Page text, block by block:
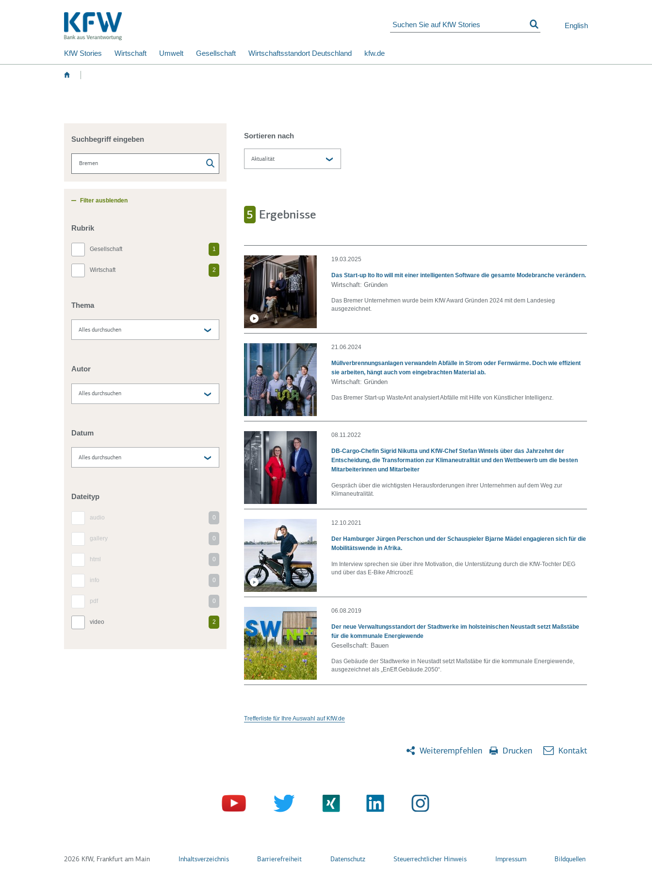
English
KfW Stories Wirtschaft Umwelt Gesellschaft Wirtschaftsstandort Deutschland kfw.de
Suchbegriff eingeben
Filter ausblenden
Rubrik
Gesellschaft 1
Wirtschaft 2
Thema
Autor
Datum
Dateityp
audio 0
gallery 0
html 0
info 0
pdf 0
video 2
Sortieren nach
5 Ergebnisse
19.03.2025
Das Start-up Ito Ito will mit einer intelligenten Software die gesamte Modebranche verändern.
Wirtschaft: Gründen
Das Bremer Unternehmen wurde beim KfW Award Gründen 2024 mit dem Landesieg
ausgezeichnet.
21.06.2024
Müllverbrennungsanlagen verwandeln Abfälle in Strom oder Fernwärme. Doch wie effizient
sie arbeiten, hängt auch vom eingebrachten Material ab.
Wirtschaft: Gründen
Das Bremer Start-up WasteAnt analysiert Abfälle mit Hilfe von Künstlicher Intelligenz.
08.11.2022
DB-Cargo-Chefin Sigrid Nikutta und KfW-Chef Stefan Wintels über das Jahrzehnt der
Entscheidung, die Transformation zur Klimaneutralität und den Wettbewerb um die besten
Mitarbeiterinnen und Mitarbeiter
Gespräch über die wichtigsten Herausforderungen ihrer Unternehmen auf dem Weg zur
Klimaneutralität.
12.10.2021
Der Hamburger Jürgen Perschon und der Schauspieler Bjarne Mädel engagieren sich für die
Mobilitätswende in Afrika.
Im Interview sprechen sie über ihre Motivation, die Unterstützung durch die KfW-Tochter DEG
und über das E-Bike AfricroozE
06.08.2019
Der neue Verwaltungsstandort der Stadtwerke im holsteinischen Neustadt setzt Maßstäbe
für die kommunale Energiewende
Gesellschaft: Bauen
Das Gebäude der Stadtwerke in Neustadt setzt Maßstäbe für die kommunale Energiewende,
ausgezeichnet als „EnEff.Gebäude.2050“.
Trefferliste für Ihre Auswahl auf KfW.de
Weiterempfehlen Drucken Kontakt
2026 KfW, Frankfurt am Main Inhaltsverzeichnis Barrierefreiheit Datenschutz Steuerrechtlicher Hinweis Impressum Bildquellen